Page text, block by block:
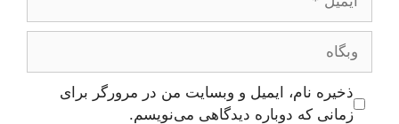
وبگاه
ذخیره نام، ایمیل و وبسایت من در مرورگر برای
زمانی که دوباره دیدگاهی می‌نویسم.